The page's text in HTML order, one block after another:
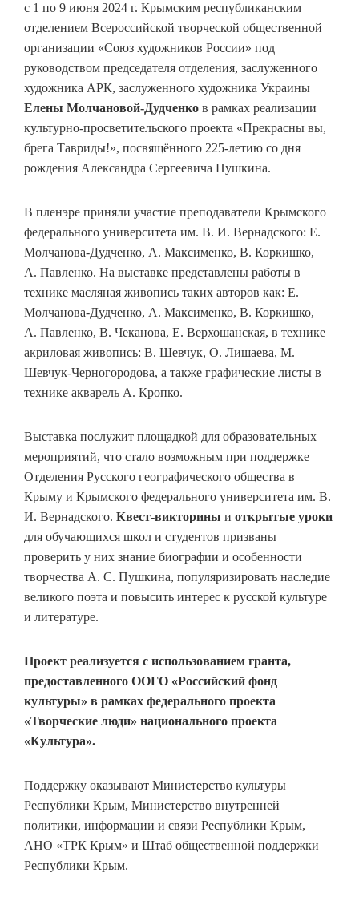
с 1 по 9 июня 2024 г. Крымским республиканским
отделением Всероссийской творческой общественной
организации «Союз художников России» под
руководством председателя отделения, заслуженного
художника АРК, заслуженного художника Украины
Елены Молчановой-Дудченко в рамках реализации
культурно-просветительского проекта «Прекрасны вы,
брега Тавриды!», посвящённого 225‑летию со дня
рождения Александра Сергеевича Пушкина.
В пленэре приняли участие преподаватели Крымского
федерального университета им. В. И. Вернадского: Е.
Молчанова-Дудченко, А. Максименко, В. Коркишко,
А. Павленко. На выставке представлены работы в
технике масляная живопись таких авторов как: Е.
Молчанова-Дудченко, А. Максименко, В. Коркишко,
А. Павленко, В. Чеканова, Е. Верхошанская, в технике
акриловая живопись: В. Шевчук, О. Лишаева, М.
Шевчук-Черногородова, а также графические листы в
технике акварель А. Кропко.
Выставка послужит площадкой для образовательных
мероприятий, что стало возможным при поддержке
Отделения Русского географического общества в
Крыму и Крымского федерального университета им. В.
И. Вернадского. Квест-викторины и открытые уроки
для обучающихся школ и студентов призваны
проверить у них знание биографии и особенности
творчества А. С. Пушкина, популяризировать наследие
великого поэта и повысить интерес к русской культуре
и литературе.
Проект реализуется с использованием гранта,
предоставленного ООГО «Российский фонд
культуры» в рамках федерального проекта
«Творческие люди» национального проекта
«Культура».
Поддержку оказывают Министерство культуры
Республики Крым, Министерство внутренней
политики, информации и связи Республики Крым,
АНО «ТРК Крым» и Штаб общественной поддержки
Республики Крым.